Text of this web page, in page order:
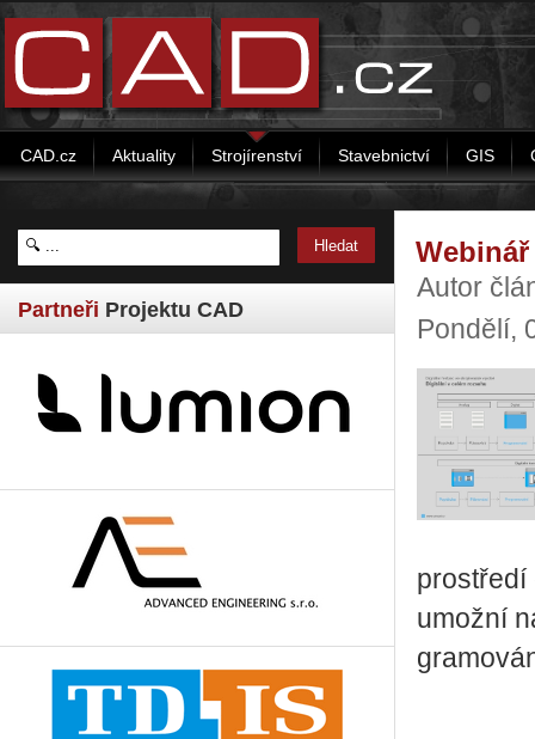
CAD.cz Aktuality Strojírenství Stavebnictví GIS
Partneři Projektu CAD
Autor
Pondělí,
pro­stře­dí
umož­ní